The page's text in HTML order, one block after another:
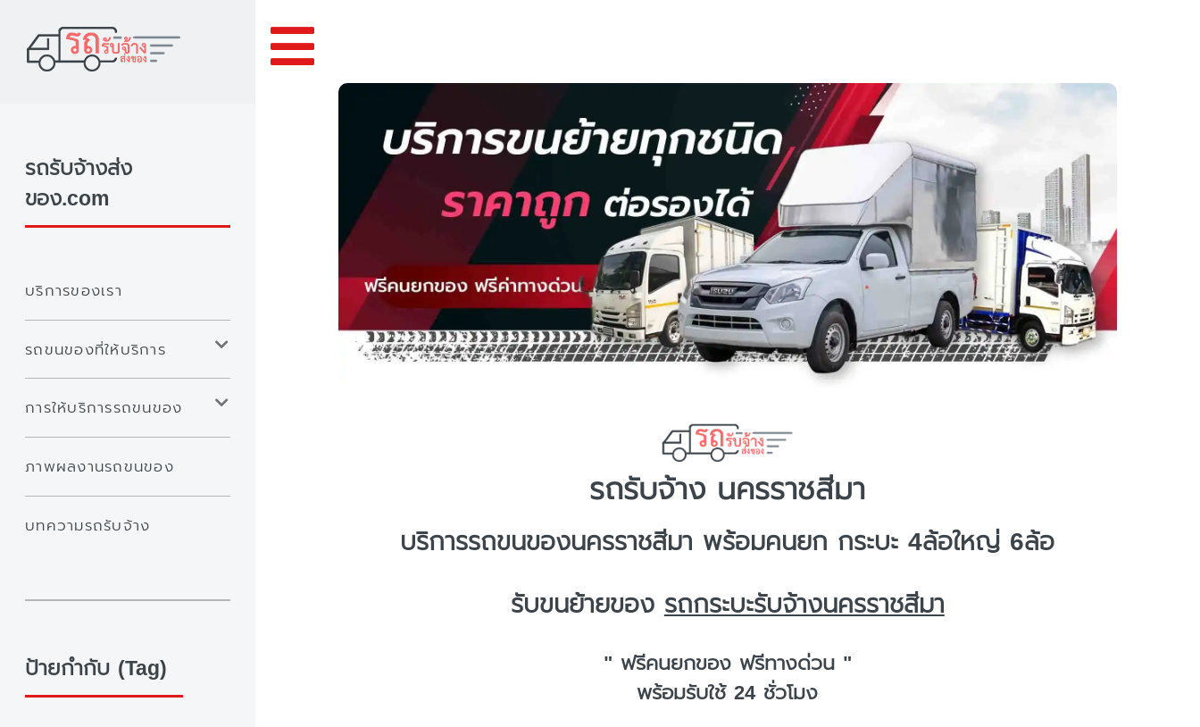
รถรับจ้าง นครราชสีมา
บริการรถขนของนครราชสีมา พร้อมคนยก กระบะ 4ล้อใหญ่ 6ล้อ
รับขนย้ายของรถกระบะรับจ้างนครราชสีมา
" ฟรีคนยกของ ฟรีทางด่วน "
พร้อมรับใช้ 24 ชั่วโมง
รถรับจ้างส่ง
ของ.com
บริการของเรา
รถขนของที่ให้บริการ
การให้บริการรถขนของ
ภาพผลงานรถขนของ
บทความรถรับจ้าง
ป้ายกำกับ (Tag)